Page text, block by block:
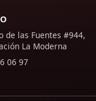
de las Fuentes #944,
La Moderna
06 97